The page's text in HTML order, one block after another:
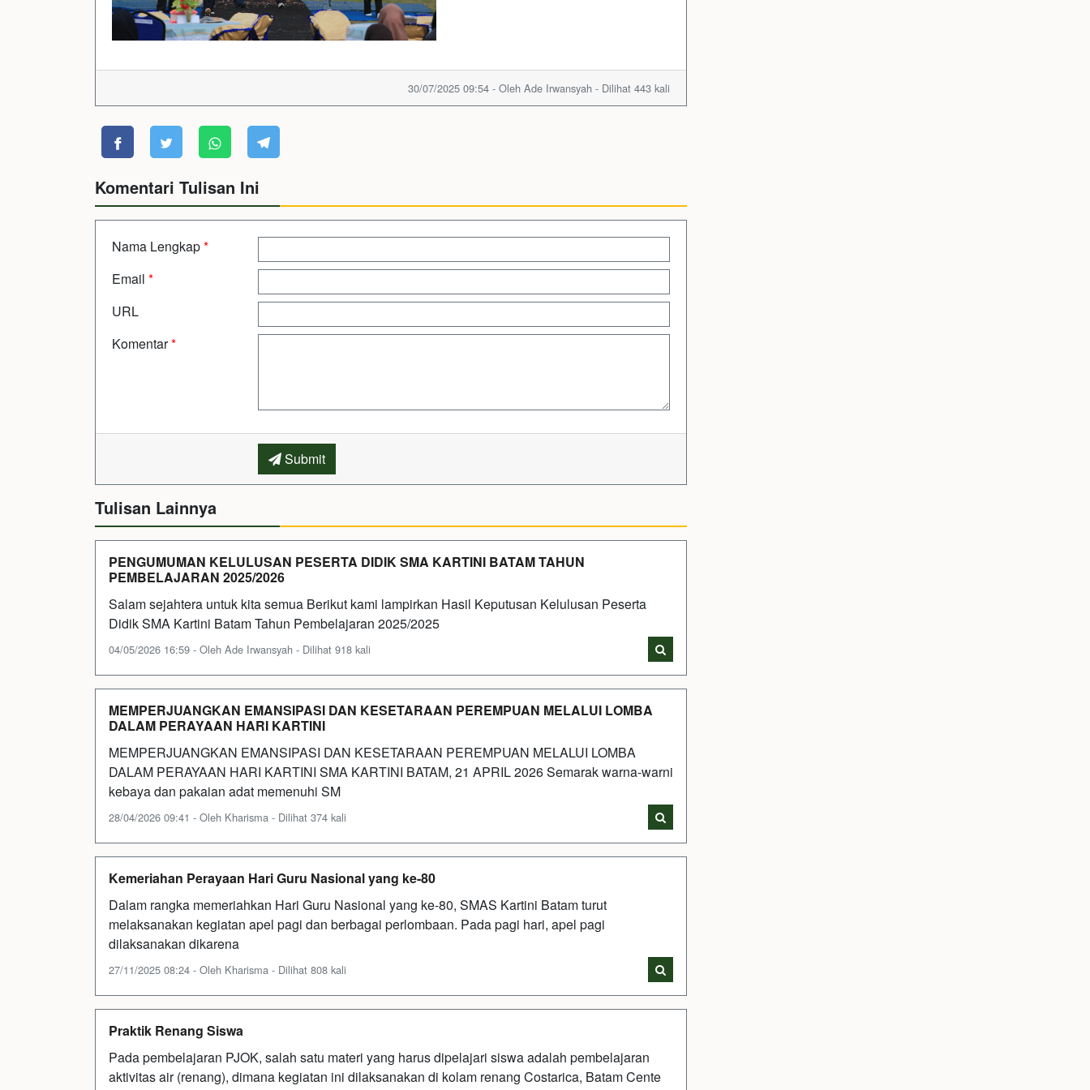
30/07/2025 09:54 - Oleh Ade Irwansyah - Dilihat 443 kali
Komentari Tulisan Ini
Nama Lengkap*
Email *
URL
Komentar*
Submit
Tulisan Lainnya
PENGUMUMAN KELULUSAN PESERTA DIDIK SMA KARTINI BATAM TAHUN
PEMBELAJARAN 2025/2026
Salam sejahtera untuk kita semua Berikut kami lampirkan Hasil Keputusan Kelulusan Peserta
Didik SMA Kartini Batam Tahun Pembelajaran 2025/2025
04/05/2026 16:59 - Oleh Ade Irwansyah - Dilihat 918 kali
MEMPERJUANGKAN EMANSIPASI DAN KESETARAAN PEREMPUAN MELALUI LOMBA
DALAM PERAYAAN HARI KARTINI
MEMPERJUANGKAN EMANSIPASI DAN KESETARAAN PEREMPUAN MELALUI LOMBA
DALAM PERAYAAN HARI KARTINI SMA KARTINI BATAM, 21 APRIL 2026 Semarak warna-warni
kebaya dan pakaian adat memenuhi SM
28/04/2026 09:41 - Oleh Kharisma - Dilihat 374 kali
Kemeriahan Perayaan Hari Guru Nasional yang ke-80
Dalam rangka memeriahkan Hari Guru Nasional yang ke-80, SMAS Kartini Batam turut
melaksanakan kegiatan apel pagi dan berbagai perlombaan. Pada pagi hari, apel pagi
dilaksanakan dikarena
27/11/2025 08:24 - Oleh Kharisma - Dilihat 808 kali
Praktik Renang Siswa
Pada pembelajaran PJOK, salah satu materi yang harus dipelajari siswa adalah pembelajaran
aktivitas air (renang), dimana kegiatan ini dilaksanakan di kolam renang Costarica, Batam Cente